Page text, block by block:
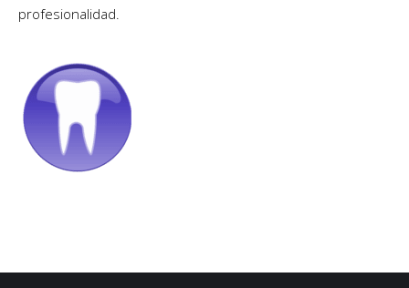
profesionalidad.